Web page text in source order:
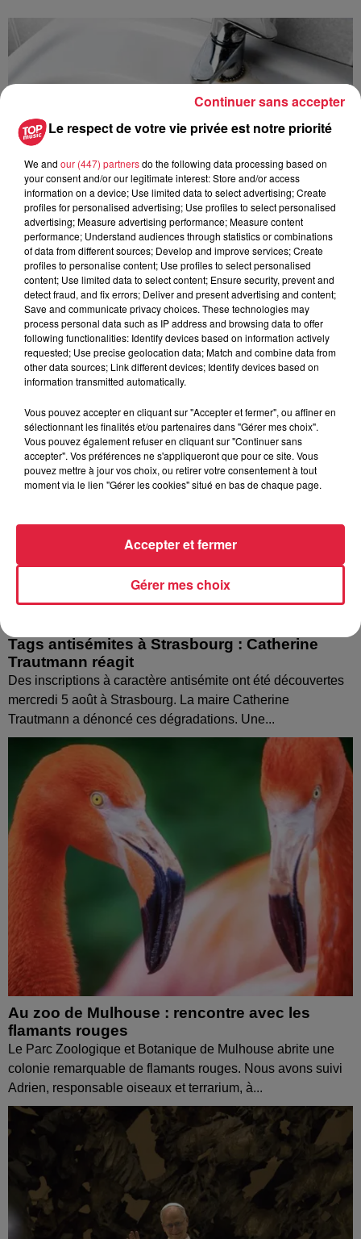
À Hoerdt, de l’eau brune sort des robinets
Depuis plusieurs jours, des habitants de Hoerdt ont vu de
l’eau brune s’écouler de leurs robinets. Face aux
nombreuses interrogations, la municipalité a pris...
Tags antisémites à Strasbourg : Catherine
Trautmann réagit
Des inscriptions à caractère antisémite ont été découvertes
mercredi 5 août à Strasbourg. La maire Catherine
Trautmann a dénoncé ces dégradations. Une...
Au zoo de Mulhouse : rencontre avec les
flamants rouges
Le Parc Zoologique et Botanique de Mulhouse abrite une
colonie remarquable de flamants rouges. Nous avons suivi
Adrien, responsable oiseaux et terrarium, à...
Le respect de votre vie privée est notre priorité
We and our (447) partnersdo the following data processing based on
your consent and/or our legitimate interest: Store and/or access
information on a device; Use limited data to select advertising; Create
profiles for personalised advertising; Use profiles to select personalised
advertising; Measure advertising performance; Measure content
performance; Understand audiences through statistics or combinations
of data from different sources; Develop and improve services; Create
profiles to personalise content; Use profiles to select personalised
content; Use limited data to select content; Ensure security, prevent and
detect fraud, and fix errors; Deliver and present advertising and content;
Save and communicate privacy choices. These technologies may
process personal data such as IP address and browsing data to offer
following functionalities: Identify devices based on information actively
requested; Use precise geolocation data; Match and combine data from
other data sources; Link different devices; Identify devices based on
information transmitted automatically.
Vous pouvez accepter en cliquant sur "Accepter et fermer", ou affiner en
sélectionnant les finalités et/ou partenaires dans "Gérer mes choix".
Vous pouvez également refuser en cliquant sur "Continuer sans
accepter". Vos préférences ne s'appliqueront que pour ce site. Vous
pouvez mettre à jour vos choix, ou retirer votre consentement à tout
moment via le lien "Gérer les cookies" situé en bas de chaque page.
Gérer mes choix
Accepter et fermer
Continuer sans accepter